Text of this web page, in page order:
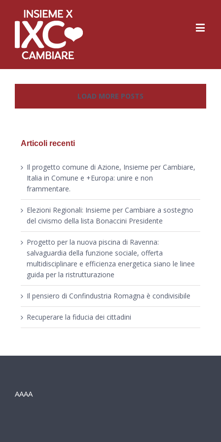
LOAD MORE POSTS
Articoli recenti
Il progetto comune di Azione, Insieme per Cambiare,
Italia in Comune e +Europa: unire e non
frammentare.
Elezioni Regionali: Insieme per Cambiare a sostegno
del civismo della lista Bonaccini Presidente
Progetto per la nuova piscina di Ravenna:
salvaguardia della funzione sociale, offerta
multidisciplinare e efficienza energetica siano le linee
guida per la ristrutturazione
Il pensiero di Confindustria Romagna è condivisibile
Recuperare la fiducia dei cittadini
AAAA